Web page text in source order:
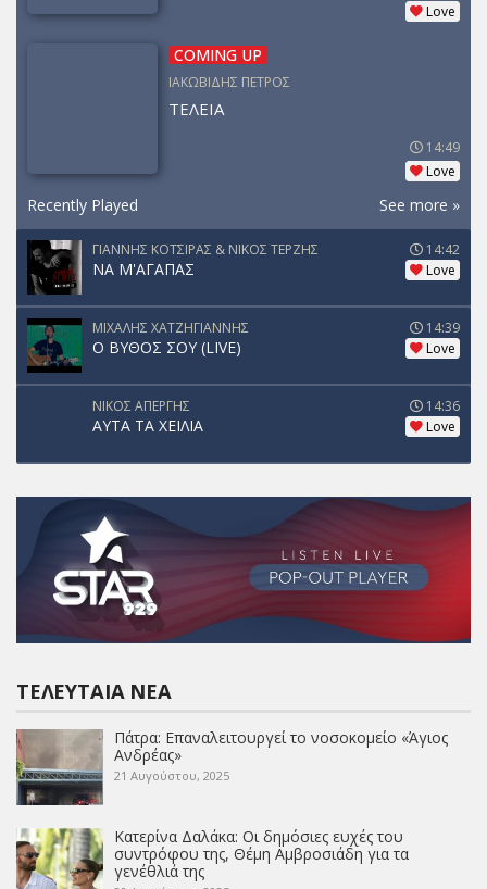
Love
COMING UP
ΙΑΚΩΒΙΔΗΣ ΠΕΤΡΟΣ
ΤΕΛΕΙΑ
14:49
Love
Recently Played See more »
ΓΙΑΝΝΗΣ ΚΟΤΣΙΡΑΣ & ΝΙΚΟΣ ΤΕΡΖΗΣ
ΝΑ Μ'ΑΓΑΠΑΣ
14:42
Love
ΜΙΧΑΛΗΣ ΧΑΤΖΗΓΙΑΝΝΗΣ
Ο ΒΥΘΟΣ ΣΟΥ (LIVE)
14:39
Love
ΝΙΚΟΣ ΑΠΕΡΓΗΣ
ΑΥΤΑ ΤΑ ΧΕΙΛΙΑ
14:36
Love
ΤΕΛΕΥΤΑΊΑ ΝΈΑ
Πάτρα: Επαναλειτουργεί το νοσοκομείο «Άγιος
Ανδρέας»
21 Αυγούστου, 2025
Κατερίνα Δαλάκα: Οι δημόσιες ευχές του
συντρόφου της, Θέμη Αμβροσιάδη για τα
γενέθλιά της